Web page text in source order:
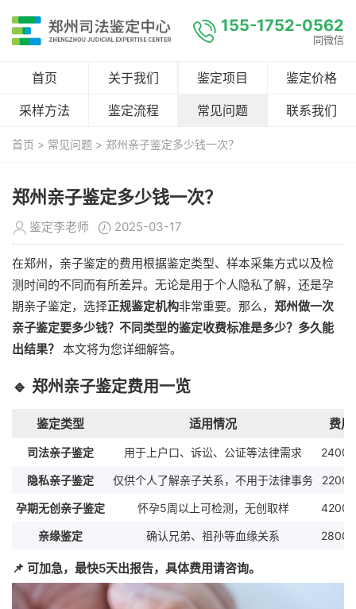
155-1752-0562
同微信
首页 关于我们 鉴定项目 鉴定价格
采样方法 鉴定流程 常见问题 联系我们
首页 > 常见问题 > 郑州亲子鉴定多少钱一次？
郑州亲子鉴定多少钱一次？
鉴定李老师 2025-03-17
在郑州，亲子鉴定的费用根据鉴定类型、样本采集方式以及检
测时间的不同而有所差异。无论是用于个人隐私了解，还是孕
期亲子鉴定，选择正规鉴定机构非常重要。那么， 郑州做一次
亲子鉴定要多少钱？不同类型的鉴定收费标准是多少？多久能
出结果？ 本文将为您详细解答。
🔹 郑州亲子鉴定费用一览
鉴定类型 适用情况 费用
司法亲子鉴定 用于上户口、诉讼、公证等法律需求 2400
隐私亲子鉴定 仅供个人了解亲子关系，不用于法律事务 2200
孕期无创亲子鉴定 怀孕5周以上可检测，无创取样 4200
亲缘鉴定 确认兄弟、祖孙等血缘关系 2800
📌 可加急，最快5天出报告，具体费用请咨询。